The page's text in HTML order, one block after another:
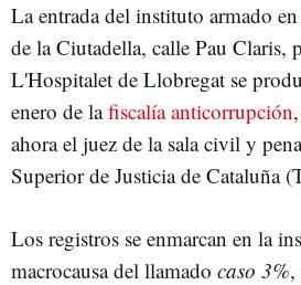
La entrada del instituto armado
de la Ciutadella, calle Pau Claris,
L'Hospitalet de Llobregat se
enero de lafiscalía anticorrupción
ahora el juez de la sala civil y
Superior de Justicia de Cataluña
Los registros se enmarcan en la
macrocausa del llamado caso 3%,